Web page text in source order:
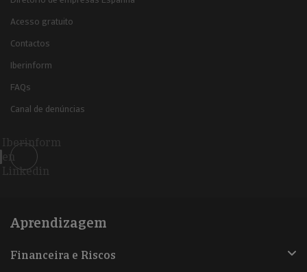
Acesso gratuito
Contactos
Iberinform
FAQs
Canal de denúncias
Iberinform
en
Linkedin
Aprendizagem
Financeira e Riscos